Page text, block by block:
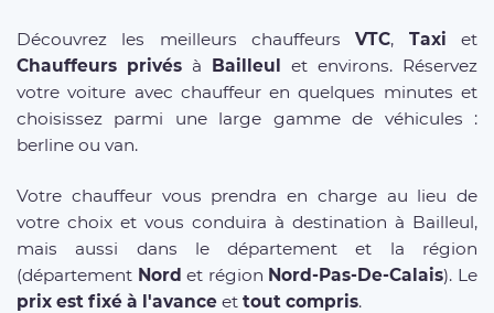
Découvrez les meilleurs chauffeursVTC, Taxi et
Chauffeurs privés à Bailleul
et environs. Réservez
votre voiture avec chauffeur en quelques minutes et
choisissez parmi une large gamme de véhicules :
berline ou van.
Votre chauffeur vous prendra en charge au lieu de
votre choix et vous conduira à destination à Bailleul,
mais aussi dans le département et la région
(département Nord et région Nord-Pas-De-Calais). Le
prix est fixé à l'avance et tout compris.